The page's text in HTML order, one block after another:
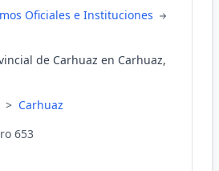
Oficiales e Instituciones
de Carhuaz en Carhuaz,
> Carhuaz
653